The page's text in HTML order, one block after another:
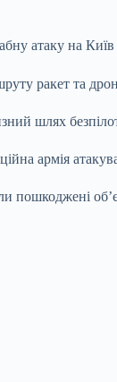
атаку на
шлях
армія
пошкоджені